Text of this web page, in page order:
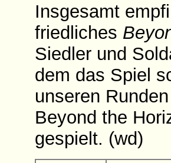
Insgesamt
friedliches
Siedler und
dem das Spiel
unseren
Beyond the
gespielt. (wd)